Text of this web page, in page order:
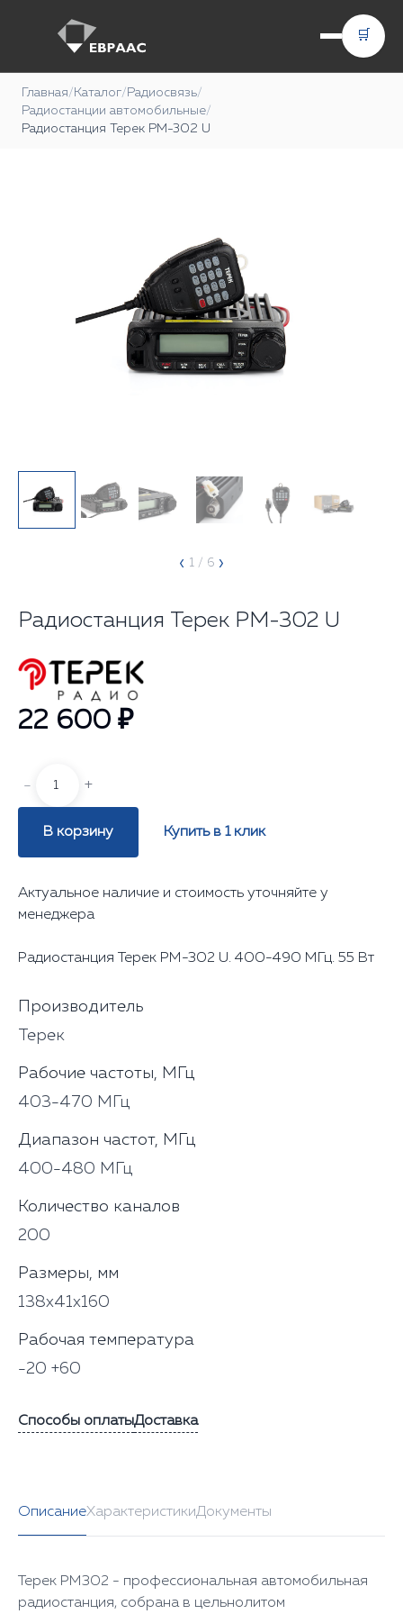
🛒
Главная/ Каталог/ Радиосвязь/
Радиостанции автомобильные/
Радиостанция Терек РМ-302 U
‹ 1 / 6 ›
Радиостанция Терек РМ-302 U
22 600 ₽
- +
В корзину Купить в 1 клик
Актуальное наличие и стоимость уточняйте у
менеджера
Радиостанция Терек РМ-302 U. 400-490 МГц. 55 Вт
Производитель
Терек
Рабочие частоты, МГц
403-470 МГц
Диапазон частот, МГц
400-480 МГц
Количество каналов
200
Размеры, мм
138x41x160
Рабочая температура
-20 +60
Способы оплатыДоставка
ОписаниеХарактеристикиДокументы
Терек РМ302 - профессиональная автомобильная
радиостанция, собрана в цельнолитом